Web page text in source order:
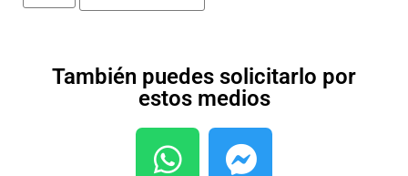
También puedes solicitarlo por
estos medios